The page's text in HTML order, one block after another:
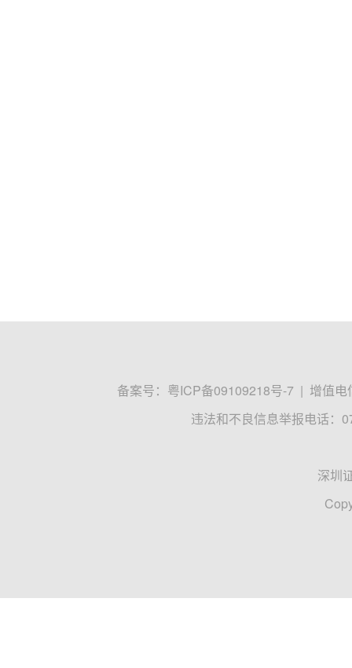
备案号： 粤ICP备09109218号-7 | 增值电
违法和不良信息举报电话：
深圳